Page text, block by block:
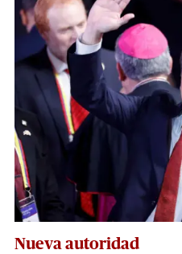
Nueva autoridad